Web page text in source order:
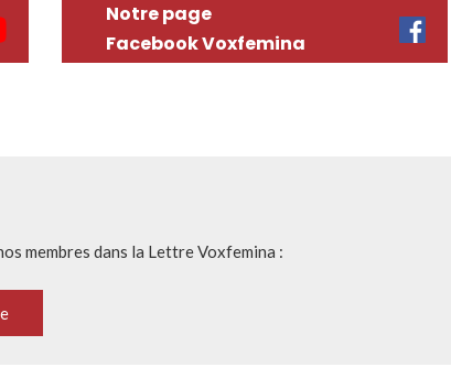
Notre page
Facebook Voxfemina
membres dans la Lettre Voxfemina :